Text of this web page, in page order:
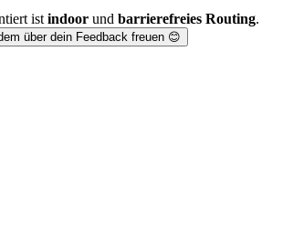
ist indoor und barrierefreies Routing.
über dein Feedback freuen 😊